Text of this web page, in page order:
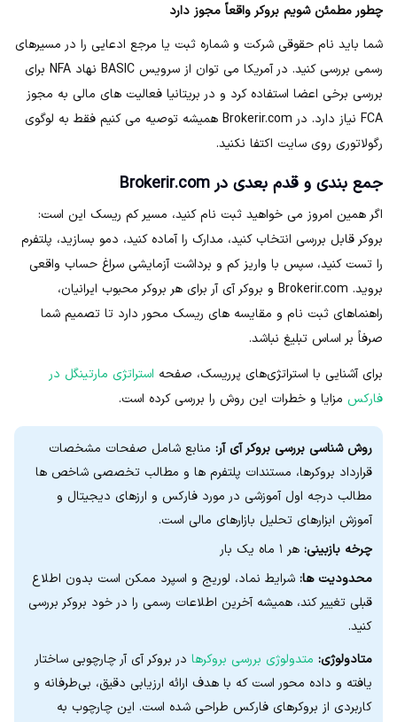
چطور مطمئن شویم بروکر واقعاً مجوز دارد
شما باید نام حقوقی شرکت و شماره ثبت یا مرجع ادعایی را در مسیرهای
رسمی بررسی کنید. در آمریکا می توان از سرویس BASIC نهاد NFA برای
بررسی برخی اعضا استفاده کرد و در بریتانیا فعالیت های مالی به مجوز
FCA نیاز دارد. در Brokerir.com همیشه توصیه می کنیم فقط به لوگوی
رگولاتوری روی سایت اکتفا نکنید.
جمع بندی و قدم بعدی در Brokerir.com
اگر همین امروز می خواهید ثبت نام کنید، مسیر کم ریسک این است:
بروکر قابل بررسی انتخاب کنید، مدارک را آماده کنید، دمو بسازید، پلتفرم
را تست کنید، سپس با واریز کم و برداشت آزمایشی سراغ حساب واقعی
بروید. Brokerir.com و بروکر آی آر برای هر بروکر محبوب ایرانیان،
راهنماهای ثبت نام و مقایسه های ریسک محور دارد تا تصمیم شما
صرفاً بر اساس تبلیغ نباشد.
برای آشنایی با استراتژی‌های پرریسک، صفحه استراتژی مارتینگل در
فارکس مزایا و خطرات این روش را بررسی کرده است.
روش شناسی بررسی بروکر آی آر: منابع شامل صفحات مشخصات
قرارداد بروکرها، مستندات پلتفرم ها و مطالب تخصصی شاخص ها
مطالب درجه اول آموزشی در مورد فارکس و ارزهای دیجیتال و
آموزش ابزارهای تحلیل بازارهای مالی است.
چرخه بازبینی: هر ۱ ماه یک بار
محدودیت ها: شرایط نماد، لوریج و اسپرد ممکن است بدون اطلاع
قبلی تغییر کند، همیشه آخرین اطلاعات رسمی را در خود بروکر بررسی
کنید.
متادولوژی: متدولوژی بررسی بروکرها در بروکر آی آر چارچوبی ساختار
یافته و داده‌ محور است که با هدف ارائه ارزیابی دقیق، بی‌طرفانه و
کاربردی از بروکرهای فارکس طراحی شده است. این چارچوب به